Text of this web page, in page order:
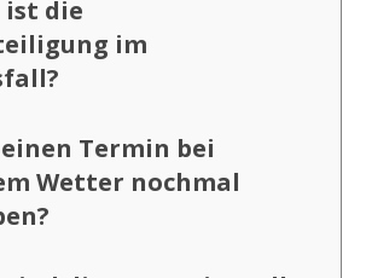
ist die
im
Termin bei
Wetter nochmal